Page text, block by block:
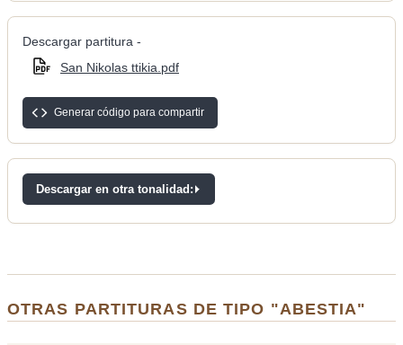
Descargar partitura -
San Nikolas ttikia.pdf
Generar código para compartir
Descargar en otra tonalidad:
OTRAS PARTITURAS DE TIPO "ABESTIA"